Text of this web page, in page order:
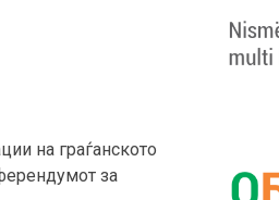
на граѓанското
за